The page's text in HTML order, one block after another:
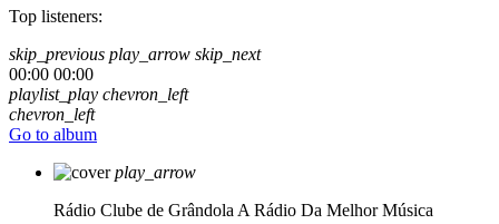
Top listeners:
skip_previous play_arrow skip_next
00:00 00:00
playlist_play chevron_left
chevron_left
Go to album
play_arrow
Rádio Clube de Grândola A Rádio Da Melhor Música